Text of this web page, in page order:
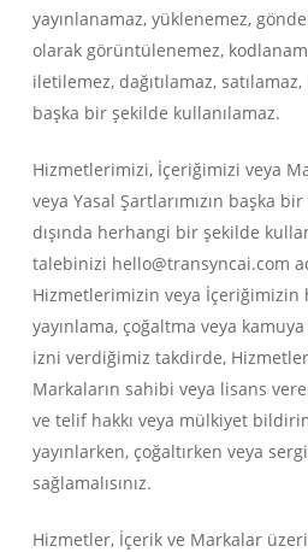
yayınlanamaz, yüklenemez,
olarak görüntülenemez,
iletilemez, dağıtılamaz,
başka bir şekilde kullanılamaz.
Hizmetlerimizi, İçeriğimizi veya
veya Yasal Şartlarımızın başka
dışında herhangi bir şekilde
talebinizi hello@transyncai.com
Hizmetlerimizin veya
yayınlama, çoğaltma veya
izni verdiğimiz takdirde,
Markaların sahibi veya lisans
ve telif hakkı veya mülkiyet
yayınlarken, çoğaltırken veya
sağlamalısınız.
Hizmetler, İçerik ve Markalar